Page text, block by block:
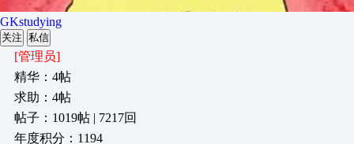
GKstudying
关注 私信
[管理员]
精华：4帖
求助：4帖
帖子：1019帖 | 7217回
年度积分：1194